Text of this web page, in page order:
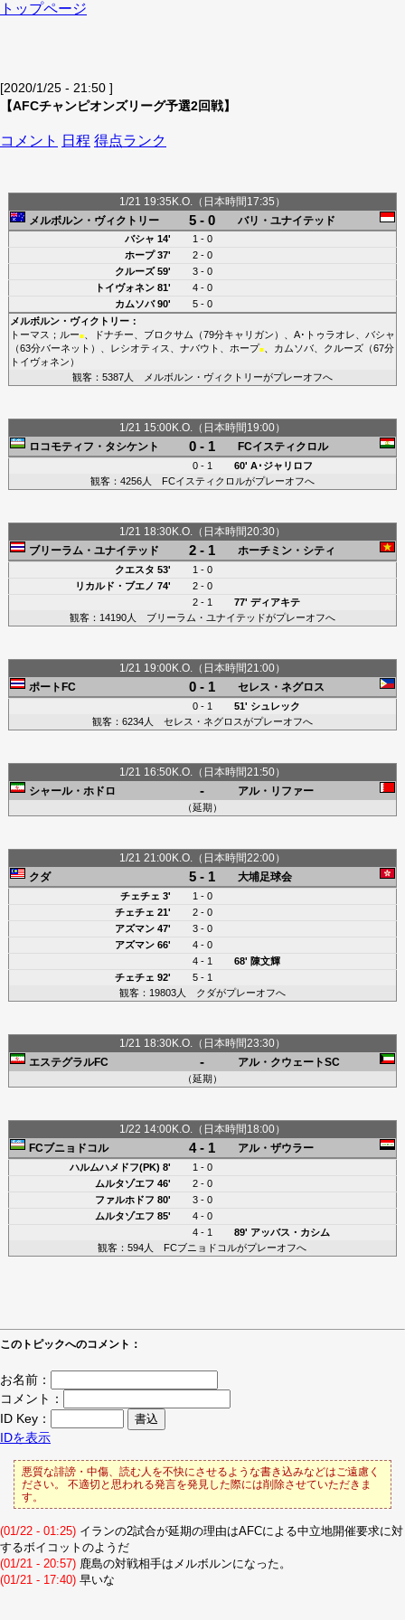
トップページ
[2020/1/25 - 21:50 ]
【AFCチャンピオンズリーグ予選2回戦】
コメント 日程 得点ランク
1/21 19:35K.O.（日本時間17:35）
メルボルン・ヴィクトリー
5 - 0 バリ・ユナイテッド
バシャ 14'
1 - 0
ホープ37'
2 - 0
クルーズ59'
3 - 0
トイヴォネン81'
4 - 0
カムソバ90'
5 - 0
メルボルン・ヴィクトリー：
トーマス ； ルー■、 ドナチー ブロクサム （79分キャリガン ）、 A･トゥラオレ
バシャ
（63分バーネット ）、 レシオティス ナバウト ホープ■、 カムソバ、 クルーズ（67分
トイヴォネン ）
観客：5387人 メルボルン・ヴィクトリーがプレーオフへ
1/21 15:00K.O.（日本時間19:00）
ロコモティフ・タシケント
0 - 1 FCイスティクロル
0 - 1 60' A･ジャリロフ
観客：4256人 FCイスティクロルがプレーオフへ
1/21 18:30K.O.（日本時間20:30）
ブリーラム・ユナイテッド
2 - 1 ホーチミン・シティ
クエスタ 53'
1 - 0
リカルド・ブエノ 74'
2 - 0
2 - 1
77' ディアキテ
観客：14190人 ブリーラム・ユナイテッドがプレーオフへ
1/21 19:00K.O.（日本時間21:00）
ポートFC
0 - 1 セレス・ネグロス
0 - 1 51' シュレック
観客：6234人 セレス・ネグロスがプレーオフへ
1/21 16:50K.O.（日本時間21:50）
シャール・ホドロ
- アル・リファー
（延期）
1/21 21:00K.O.（日本時間22:00）
クダ
5 - 1 大埔足球会
チェチェ 3'
1 - 0
チェチェ 21'
2 - 0
アズマン47'
3 - 0
アズマン66'
4 - 0
4 - 1
68' 陳文輝
チェチェ 92'
5 - 1
観客：19803人 クダがプレーオフへ
1/21 18:30K.O.（日本時間23:30）
エステグラルFC
- アル・クウェートSC
（延期）
1/22 14:00K.O.（日本時間18:00）
FCブニョドコル
4 - 1 アル・ザウラー
ハルムハメドフ(PK) 8'
1 - 0
ムルタゾエフ 46'
2 - 0
ファルホドフ 80'
3 - 0
ムルタゾエフ 85'
4 - 0
4 - 1
89' アッバス・カシム
観客：594人 FCブニョドコルがプレーオフへ
このトピックへのコメント：
お名前：
コメント：
ID Key：
IDを表示
悪質な誹謗・中傷、読む人を不快にさせるような書き込みなどはご遠慮く
ださい。 不適切と思われる発言を発見した際には削除させていただきま
す。
(01/22 - 01:25) イランの2試合が延期の理由はAFCによる中立地開催要求に対
するボイコットのようだ
(01/21 - 20:57) 鹿島の対戦相手はメルボルンになった。
(01/21 - 17:40) 早いな